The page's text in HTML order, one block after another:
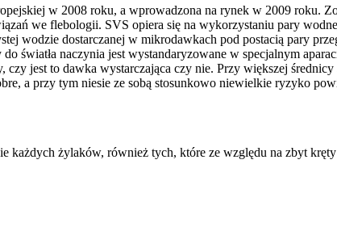
w 2008 roku, a wprowadzona na rynek w 2009 roku.
we flebologii. SVS opiera się na wykorzystaniu pary
wodzie dostarczanej w mikrodawkach pod postacią pary
światła naczynia jest wystandaryzowane w specjalnym
jest to dawka wystarczająca czy nie. Przy większej
a przy tym niesie ze sobą stosunkowo niewielkie ryzyko
żylaków, również tych, które ze względu na zbyt